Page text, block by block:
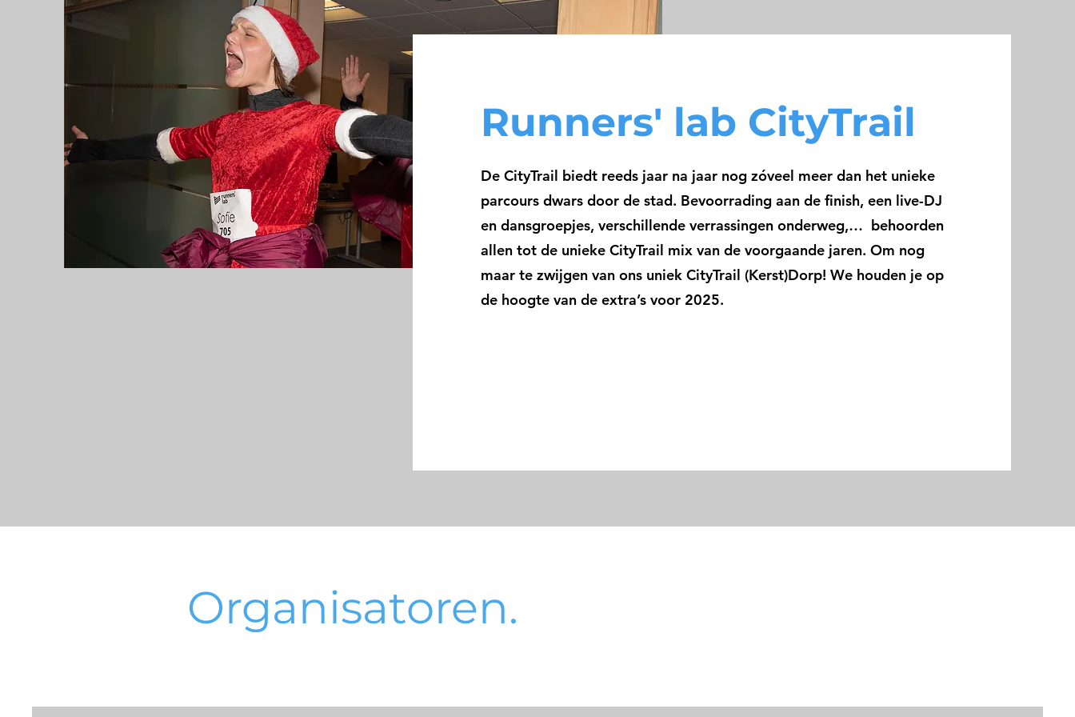
Runners' lab CityTrail
De CityTrail biedt reeds jaar na jaar nog zóveel meer dan het unieke
parcours dwars door de stad. Bevoorrading aan de finish, een live-DJ
en dansgroepjes, verschillende verrassingen onderweg,… behoorden
allen tot de unieke CityTrail mix van de voorgaande jaren. Om nog
maar te zwijgen van ons uniek CityTrail (Kerst)Dorp! We houden je op
de hoogte van de extra’s voor 2025.
Organisatoren.